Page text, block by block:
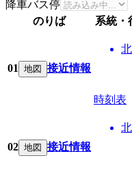
降車バス停
のりば
系統・
01 地図 接近情報
時刻表
02 地図 接近情報